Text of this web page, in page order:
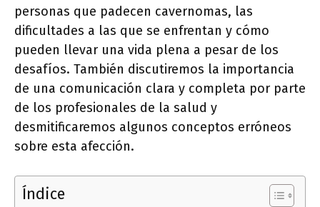
personas que padecen cavernomas, las
dificultades a las que se enfrentan y cómo
pueden llevar una vida plena a pesar de los
desafíos. También discutiremos la importancia
de una comunicación clara y completa por parte
de los profesionales de la salud y
desmitificaremos algunos conceptos erróneos
sobre esta afección.
Índice